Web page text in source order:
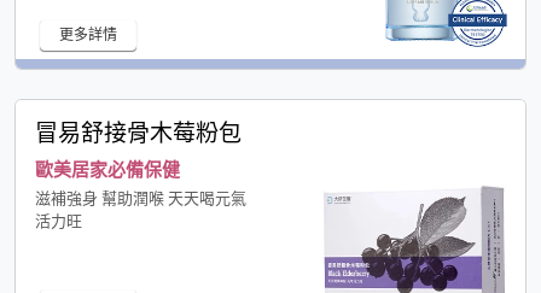
更多詳情
冒易舒接骨木莓粉包
歐美居家必備保健
滋補強身 幫助潤喉 天天喝元氣
活力旺